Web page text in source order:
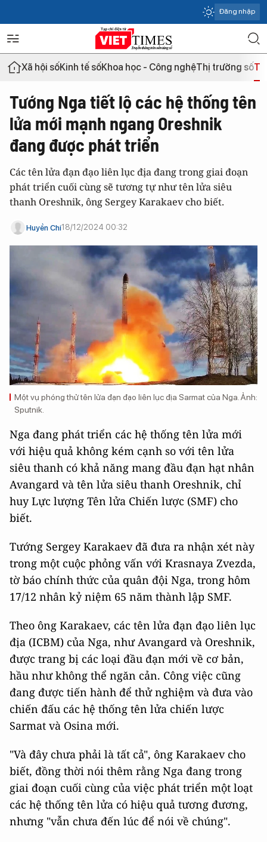
Đăng nhập
Xã hội sốKinh tế sốKhoa học - Công nghệThị trường số
Tướng Nga tiết lộ các hệ thống tên
lửa mới mạnh ngang Oreshnik
đang được phát triển
Các tên lửa đạn đạo liên lục địa đang trong giai đoạn
phát triển cuối cùng sẽ tương tự như tên lửa siêu
thanh Oreshnik, ông Sergey Karakaev cho biết.
Huyền Chi18/12/2024 00:32
Một vụ phóng thử tên lửa đạn đạo liên lục địa Sarmat của Nga. Ảnh:
Sputnik.
Nga đang phát triển các hệ thống tên lửa mới
với hiệu quả không kém cạnh so với tên lửa
siêu thanh có khả năng mang đầu đạn hạt nhân
Avangard và tên lửa siêu thanh Oreshnik, chỉ
huy Lực lượng Tên lửa Chiến lược (SMF) cho
biết.
Tướng Sergey Karakaev đã đưa ra nhận xét này
trong một cuộc phỏng vấn với Krasnaya Zvezda,
tờ báo chính thức của quân đội Nga, trong hôm
17/12 nhân kỷ niệm 65 năm thành lập SMF.
Theo ông Karakaev, các tên lửa đạn đạo liên lục
địa (ICBM) của Nga, như Avangard và Oreshnik,
được trang bị các loại đầu đạn mới về cơ bản,
hầu như không thể ngăn cản. Công việc cũng
đang được tiến hành để thử nghiệm và đưa vào
chiến đấu các hệ thống tên lửa chiến lược
Sarmat và Osina mới.
"Và đây chưa phải là tất cả", ông Karakaev cho
biết, đồng thời nói thêm rằng Nga đang trong
giai đoạn cuối cùng của việc phát triển một loạt
các hệ thống tên lửa có hiệu quả tương đương,
nhưng "vẫn chưa đến lúc để nói về chúng".